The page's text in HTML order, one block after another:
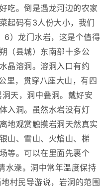
吃。倒是遇龙河边的农家
起码有3人份大小，我们
6）龙门水岩，这是个值得
（县城）东南部十多公
晶溶洞。溶洞入口有约
里，贯穿八座大山，有四
天，洞中叠洞。戴好安
入洞。虽然水岩没有灯
地观赏触摸岩洞天然真实
山、雪山、火焰山、梯
等。可以在里面先裹个
水澡。洞中常年温度保持
村民导游说，岩洞的范围